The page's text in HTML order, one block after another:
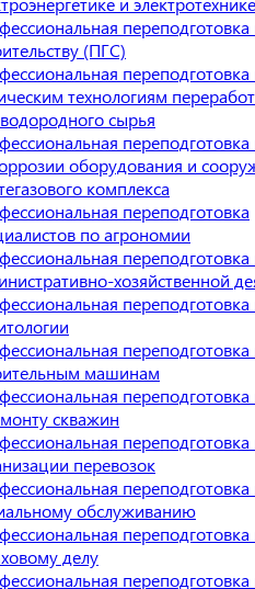
переподготовка
(ПГС)
переподготовка
технологиям
сырья
оборудования и
комплекса
переподготовка
по агрономии
переподготовка
хозяйственной
переподготовка
переподготовка
машинам
скважин
переподготовка
перевозок
переподготовка
обслуживанию
переподготовка
делу
переподготовка